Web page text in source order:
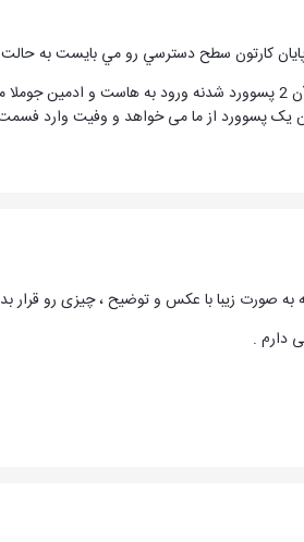
كارتون سطح دسترسي رو مي بايست به حالت
آخرین نکته با نصب افزونه دستیار جوملا شما می توانید به کارهای زیادی برای امنیت انجام دهید مهم ترین آن
یک پسوورد از ما می خواهد و وفیت وارد
صورت زیبا با عکس و توضیح ، چیزی رو قرار
دارم .